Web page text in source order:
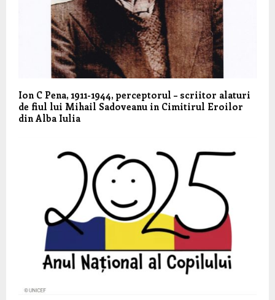
Ion C Pena, 1911-1944, perceptorul – scriitor alaturi
de fiul lui Mihail Sadoveanu in Cimitirul Eroilor
din Alba Iulia